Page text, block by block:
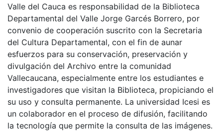
Valle del Cauca es responsabilidad de la Biblioteca
Departamental del Valle Jorge Garcés Borrero, por
convenio de cooperación suscrito con la Secretaria
del Cultura Departamental, con el fin de aunar
esfuerzos para su conservación, preservación y
divulgación del Archivo entre la comunidad
Vallecaucana, especialmente entre los estudiantes e
investigadores que visitan la Biblioteca, propiciando el
su uso y consulta permanente. La universidad Icesi es
un colaborador en el proceso de difusión, facilitando
la tecnología que permite la consulta de las imágenes.